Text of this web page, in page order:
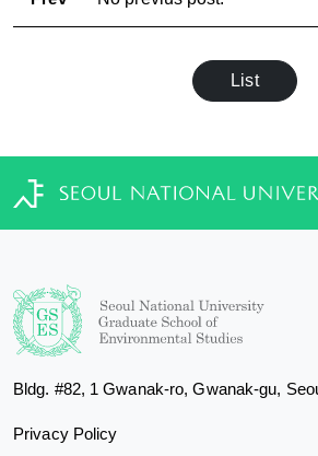
List
Bldg. #82, 1 Gwanak-ro, Gwanak-gu,
Privacy Policy